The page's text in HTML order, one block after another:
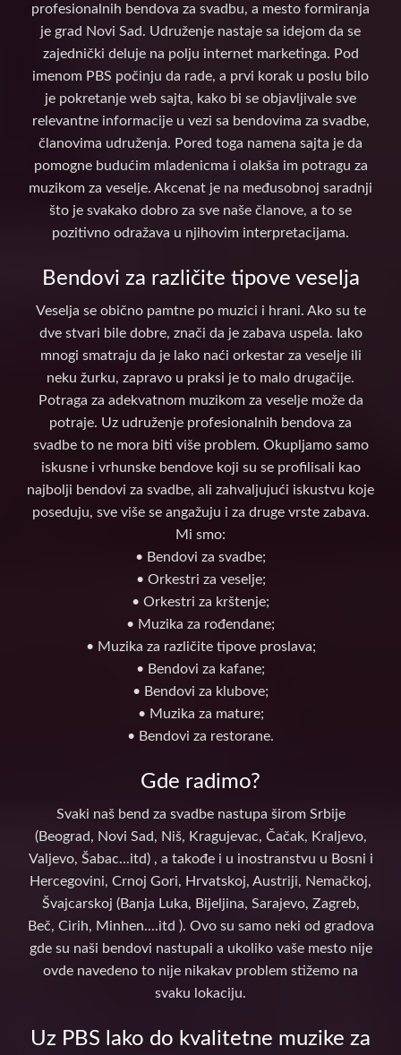
profesionalnih bendova za svadbu, a mesto formiranja
je grad Novi Sad. Udruženje nastaje sa idejom da se
zajednički deluje na polju internet marketinga. Pod
imenom PBS počinju da rade, a prvi korak u poslu bilo
je pokretanje web sajta, kako bi se objavljivale sve
relevantne informacije u vezi sa bendovima za svadbe,
članovima udruženja. Pored toga namena sajta je da
pomogne budućim mladenicma i olakša im potragu za
muzikom za veselje. Akcenat je na međusobnoj saradnji
što je svakako dobro za sve naše članove, a to se
pozitivno odražava u njihovim interpretacijama.
Bendovi za različite tipove veselja
Veselja se obično pamtne po muzici i hrani. Ako su te
dve stvari bile dobre, znači da je zabava uspela. Iako
mnogi smatraju da je lako naći orkestar za veselje ili
neku žurku, zapravo u praksi je to malo drugačije.
Potraga za adekvatnom muzikom za veselje može da
potraje. Uz udruženje profesionalnih bendova za
svadbe to ne mora biti više problem. Okupljamo samo
iskusne i vrhunske bendove koji su se profilisali kao
najbolji bendovi za svadbe, ali zahvaljujući iskustvu koje
poseduju, sve više se angažuju i za druge vrste zabava.
Mi smo:
• Bendovi za svadbe;
• Orkestri za veselje;
• Orkestri za krštenje;
• Muzika za rođendane;
• Muzika za različite tipove proslava;
• Bendovi za kafane;
• Bendovi za klubove;
• Muzika za mature;
• Bendovi za restorane.
Gde radimo?
Svaki naš bend za svadbe nastupa širom Srbije
(Beograd, Novi Sad, Niš, Kragujevac, Čačak, Kraljevo,
Valjevo, Šabac...itd) , a takođe i u inostranstvu u Bosni i
Hercegovini, Crnoj Gori, Hrvatskoj, Austriji, Nemačkoj,
Švajcarskoj (Banja Luka, Bijeljina, Sarajevo, Zagreb,
Beč, Cirih, Minhen....itd ). Ovo su samo neki od gradova
gde su naši bendovi nastupali a ukoliko vaše mesto nije
ovde navedeno to nije nikakav problem stižemo na
svaku lokaciju.
Uz PBS lako do kvalitetne muzike za